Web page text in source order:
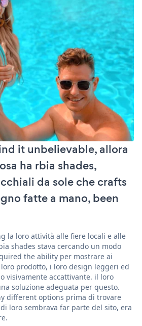
it unbelievable, allora
ha rbia shades,
da sole che crafts
fatte a mano, been
la loro attività alle fiere locali e alle
shades stava cercando un modo
the ability per mostrare ai
prodotto, i loro design leggeri ed
visivamente accattivante. il loro
soluzione adeguata per questo.
different options prima di trovare
loro sembrava far parte del sito, era